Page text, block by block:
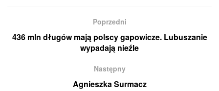
Poprzedni
436 mln długów mają polscy gapowicze. Lubuszanie
wypadają nieźle
Następny
Agnieszka Surmacz